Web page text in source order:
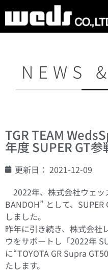
NEWS
TGR TEAM
年度 SUPER GT
更新日： 2021-12-09
2022年、株式会社ウェッ
BANDOH” として、
しました。
昨年に引き続き、株式会社
ウをサポートし「2022年
に“TOYOTA GR Supra
たします。